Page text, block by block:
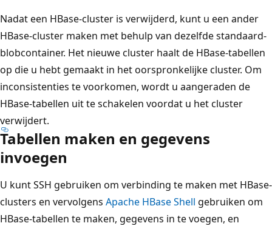
Nadat een HBase-cluster is verwijderd, kunt u een ander
HBase-cluster maken met behulp van dezelfde standaard-
blobcontainer. Het nieuwe cluster haalt de HBase-tabellen
op die u hebt gemaakt in het oorspronkelijke cluster. Om
inconsistenties te voorkomen, wordt u aangeraden de
HBase-tabellen uit te schakelen voordat u het cluster
verwijdert.
Tabellen maken en gegevens
invoegen
U kunt SSH gebruiken om verbinding te maken met HBase-
clusters en vervolgens Apache HBase Shell gebruiken om
HBase-tabellen te maken, gegevens in te voegen, en